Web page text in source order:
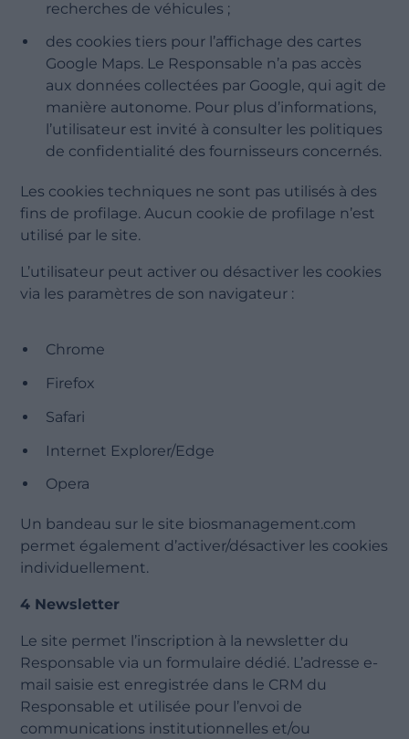
recherches de véhicules ;
des cookies tiers pour l’affichage des cartes
Google Maps. Le Responsable n’a pas accès
aux données collectées par Google, qui agit de
manière autonome. Pour plus d’informations,
l’utilisateur est invité à consulter les politiques
de confidentialité des fournisseurs concernés.
Les cookies techniques ne sont pas utilisés à des
fins de profilage. Aucun cookie de profilage n’est
utilisé par le site.
L’utilisateur peut activer ou désactiver les cookies
via les paramètres de son navigateur :
Chrome
Firefox
Safari
Internet Explorer/Edge
Opera
Un bandeau sur le site biosmanagement.com
permet également d’activer/désactiver les cookies
individuellement.
4 Newsletter
Le site permet l’inscription à la newsletter du
Responsable via un formulaire dédié. L’adresse e-
mail saisie est enregistrée dans le CRM du
Responsable et utilisée pour l’envoi de
communications institutionnelles et/ou